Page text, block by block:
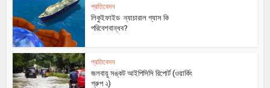
প্রতিবেদন
লিকুইফাইড ন্যাচারাল গ্যাস কি
পরিবেশবান্ধব?
প্রতিবেদন
জলবায়ু সঙ্কট আইপিসিসি রিপোর্ট (ওয়ার্কিং
গ্রুপ ২)